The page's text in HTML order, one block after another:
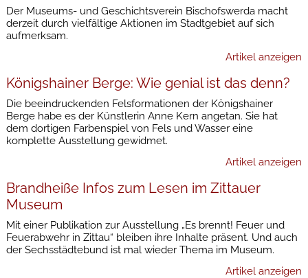
Der Museums- und Geschichtsverein Bischofswerda macht
derzeit durch vielfältige Aktionen im Stadtgebiet auf sich
aufmerksam.
Artikel anzeigen
Königshainer Berge: Wie genial ist das denn?
Die beeindruckenden Felsformationen der Königshainer
Berge habe es der Künstlerin Anne Kern angetan. Sie hat
dem dortigen Farbenspiel von Fels und Wasser eine
komplette Ausstellung gewidmet.
Artikel anzeigen
Brandheiße Infos zum Lesen im Zittauer
Museum
Mit einer Publikation zur Ausstellung „Es brennt! Feuer und
Feuerabwehr in Zittau“ bleiben ihre Inhalte präsent. Und auch
der Sechsstädtebund ist mal wieder Thema im Museum.
Artikel anzeigen